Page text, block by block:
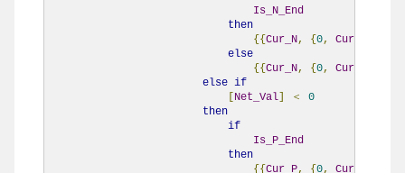
Is_N_End
then
{{Cur_N, {0, Cur_N
else
{{Cur_N, {0, Cur_N
else if
[Net_Val] ＜
0
then
if
Is_P_End
then
{{Cur_P, {0, Cur_P